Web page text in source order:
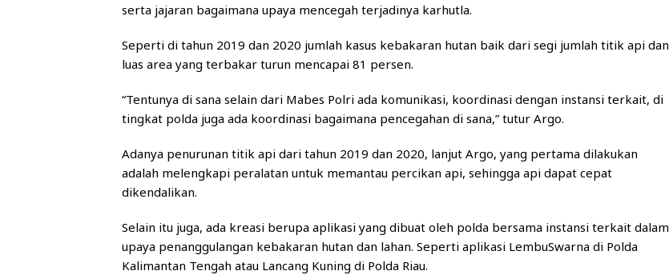
serta jajaran bagaimana upaya mencegah terjadinya karhutla.
Seperti di tahun 2019 dan 2020 jumlah kasus kebakaran hutan baik dari segi jumlah titik api dan
luas area yang terbakar turun mencapai 81 persen.
“Tentunya di sana selain dari Mabes Polri ada komunikasi, koordinasi dengan instansi terkait, di
tingkat polda juga ada koordinasi bagaimana pencegahan di sana,” tutur Argo.
Adanya penurunan titik api dari tahun 2019 dan 2020, lanjut Argo, yang pertama dilakukan
adalah melengkapi peralatan untuk memantau percikan api, sehingga api dapat cepat
dikendalikan.
Selain itu juga, ada kreasi berupa aplikasi yang dibuat oleh polda bersama instansi terkait dalam
upaya penanggulangan kebakaran hutan dan lahan. Seperti aplikasi LembuSwarna di Polda
Kalimantan Tengah atau Lancang Kuning di Polda Riau.